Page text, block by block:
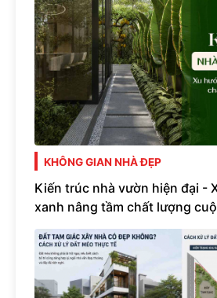
KHÔNG GIAN NHÀ ĐẸP
Kiến trúc nhà vườn hiện đại -
xanh nâng tầm chất lượng